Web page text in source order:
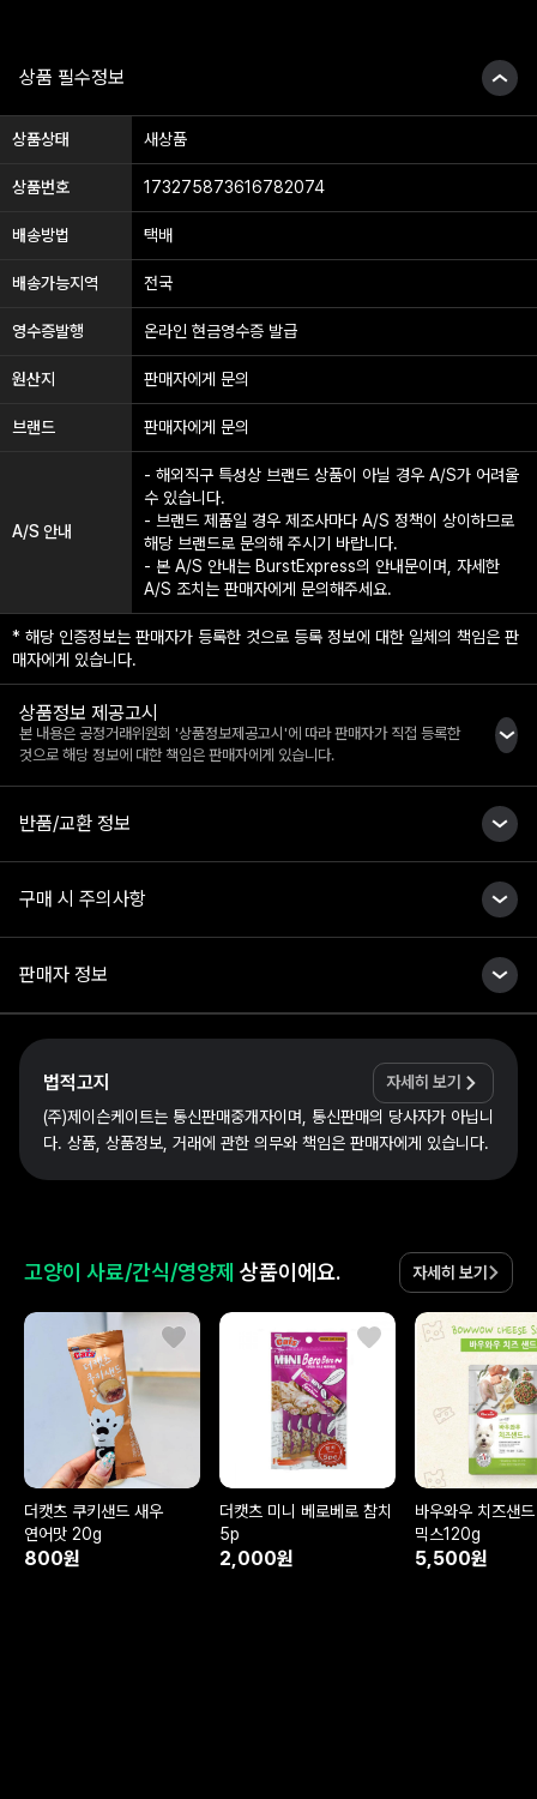
상품 필수정보
상품상태 새상품
상품번호 173275873616782074
배송방법 택배
배송가능지역 전국
영수증발행 온라인 현금영수증 발급
원산지 판매자에게 문의
브랜드 판매자에게 문의
A/S 안내
- 해외직구 특성상 브랜드 상품이 아닐 경우 A/S가 어려울
수 있습니다.
- 브랜드 제품일 경우 제조사마다 A/S 정책이 상이하므로
해당 브랜드로 문의해 주시기 바랍니다.
- 본 A/S 안내는 BurstExpress의 안내문이며, 자세한
A/S 조치는 판매자에게 문의해주세요.
* 해당 인증정보는 판매자가 등록한 것으로 등록 정보에 대한 일체의 책임은 판
매자에게 있습니다.
상품정보 제공고시
본 내용은 공정거래위원회 '상품정보제공고시'에 따라 판매자가 직접 등록한
것으로 해당 정보에 대한 책임은 판매자에게 있습니다.
반품/교환 정보
구매 시 주의사항
판매자 정보
법적고지
자세히 보기
(주)제이슨케이트는 통신판매중개자이며, 통신판매의 당사자가 아닙니
다. 상품, 상품정보, 거래에 관한 의무와 책임은 판매자에게 있습니다.
고양이 사료/간식/영양제 상품이에요. 자세히 보기
더캣츠 쿠키샌드 새우
연어맛 20g
800원
더캣츠 미니 베로베로 참치
5p
2,000원
바우와우 치즈샌드
믹스120g
5,500원